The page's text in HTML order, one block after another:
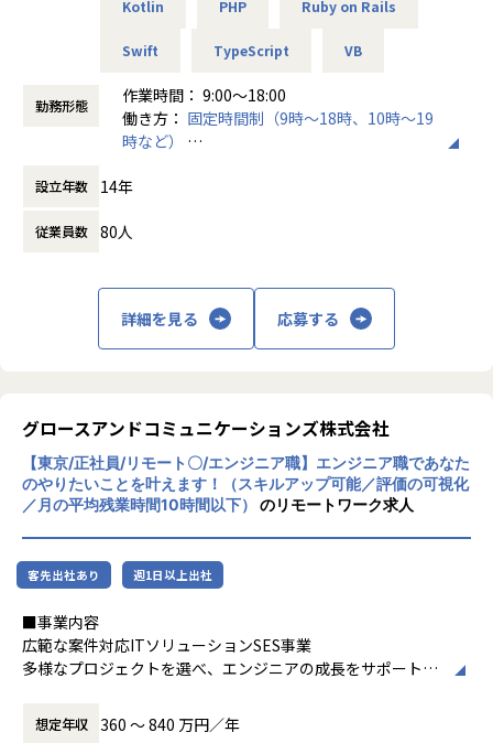
**************
組織やカルチャーについて、30秒～1分ほどのショート動画
でご紹介しております。ぜひご覧ください。
https://note-it.persol-xtech.co.jp/n/n3dc25404fa46
特徴や仕事のやりがい、働く魅力についてご紹介します。
私たち組織のカルチャーや、「はたらいて、笑おう。」を実
現するための制度・取り組みについてご紹介します。
【業務の変更の範囲】
会社の定める職種(出向を命じることがあり、その場合は出向
先の定める職種)
■この仕事で得られるもの
自分の高めたい技術、スキルに向かってひたむきに取り組め
もし、何かに躓いたときや不安になった時はいつでも相談し
私たちはあなたがやりたくないと思うことは強要しません。
や得意不得意を一緒に明確化しましょう。
・アドバイザーが付きます
自己評価の際はアドバイザーを利用し、方向性や今後のキャ
【業務の変更の範囲】
・AI・IoT関連システム
・官公庁業務システム開発
※スキルにあったフェーズからお任せしていきます。
【仕事の魅力】
・エンジニア本人が案件を希望・選択
システムの種類や活かしたいスキル、勤務地、残業状況など
詳細をヒアリングしています。
給与を上げたい、残業を減らしたい、最新技術に携わりた
い、同じ現場に長く居たい…という希望も受け入れ、働く上
での満足度も高く、自己成長に向けてひたむきに取り組めま
算出
もちろん、契約単価が全てではなく、社内での活躍、現場か
らの評価、資格取得など数字以外の評価も取り入れていま
す。
私たちが、エンジニアの希望を尊重する理由は、”やりたい
ことが出来る環境”が成長に繋がると考えているからです。
エンジニアとして成長意欲の高いあなたをお待ちしておりま
す。
【社内の雰囲気】
平均年齢34歳、平均経験年数13年と、技術への向上心が高い
勉強会を開催し技術の情報交換をしたり、部活に所属すれば
Kotlin PHP Ruby on Rails
Swift TypeScript VB
勤務形態
作業時間： 9:00〜18:00
働き方： 固定時間制（9時～18時、10時～19
時など）
休憩時間： 60分
設立年数 14年
従業員数 80人
詳細を見る 応募する
グロースアンドコミュニケーションズ株式会社
【東京/正社員/リモート〇/エンジニア職】エンジニア職であなた
のやりたいことを叶えます！（スキルアップ可能／評価の可視化
／月の平均残業時間10時間以下）
のリモートワーク求人
客先出社あり 週1日以上出社
■事業内容
広範な案件対応ITソリューションSES事業
多様なプロジェクトを選べ、エンジニアの成長をサポートす
し、成長の機会を豊富に提供しています。
想定年収 360 〜 840 万円／年